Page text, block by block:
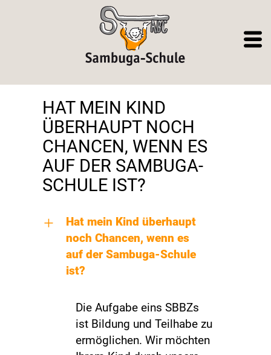
HAT MEIN KIND
ÜBERHAUPT NOCH
CHANCEN, WENN ES
AUF DER SAMBUGA-
SCHULE IST?
+
Hat mein Kind überhaupt
noch Chancen, wenn es
auf der Sambuga-Schule
ist?
Die Aufgabe eins SBBZs
ist Bildung und Teilhabe zu
ermöglichen. Wir möchten